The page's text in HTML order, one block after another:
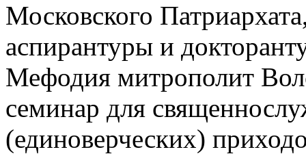
Московского
аспирантуры и
Мефодия митрополит
семинар для
(единоверческих)